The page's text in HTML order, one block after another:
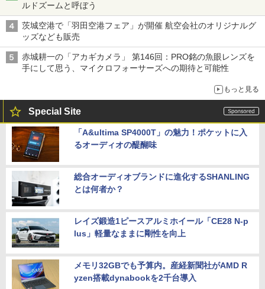
ルドズームと呼ぼう
茨城空港で「羽田空港フェア」が開催 航空会社のオリジナルグ
ッズなども販売
赤城耕一の「アカギカメラ」 第146回：PRO銘の魚眼レンズを
手にして思う、マイクロフォーサーズへの期待と可能性
もっと見る
Special Site
「A&ultima SP4000T」の魅力！ポケットに入
るオーディオの醍醐味
総合オーディオブランドに進化するSHANLING
とは何者か？
レイズ鍛造1ピースアルミホイール「CE28 N-p
lus」軽量なままに剛性を向上
メモリ32GBでも予算内。産経新聞社がAMD R
yzen搭載dynabookを2千台導入